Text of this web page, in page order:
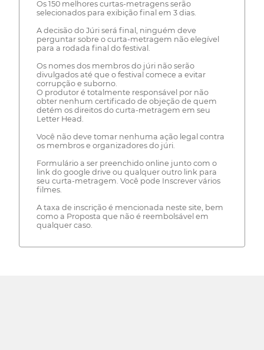
Os 150 melhores curtas-metragens serão
selecionados para exibição final em 3 dias.
A decisão do Júri será final, ninguém deve
perguntar sobre o curta-metragem não elegível
para a rodada final do festival.
Os nomes dos membros do júri não serão
divulgados até que o festival comece a evitar
corrupção e suborno.
O produtor é totalmente responsável por não
obter nenhum certificado de objeção de quem
detém os direitos do curta-metragem em seu
Letter Head.
Você não deve tomar nenhuma ação legal contra
os membros e organizadores do júri.
Formulário a ser preenchido online junto com o
link do google drive ou qualquer outro link para
seu curta-metragem. Você pode Inscrever vários
filmes.
A taxa de inscrição é mencionada neste site, bem
como a Proposta que não é reembolsável em
qualquer caso.